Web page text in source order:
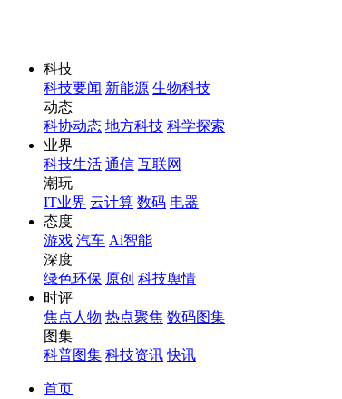
科技
科技要闻 新能源 生物科技
动态
科协动态 地方科技 科学探索
业界
科技生活 通信 互联网
潮玩
IT业界 云计算 数码 电器
态度
游戏 汽车 Ai智能
深度
绿色环保 原创 科技舆情
时评
焦点人物 热点聚焦 数码图集
图集
科普图集 科技资讯 快讯
首页